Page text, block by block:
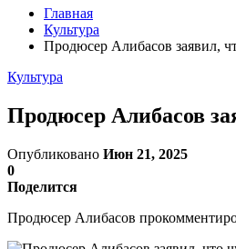
Главная
Культура
Продюсер Алибасов заявил,
Культура
Продюсер Алибасов
Опубликовано Июн 21, 2025
0
Поделится
Продюсер Алибасов